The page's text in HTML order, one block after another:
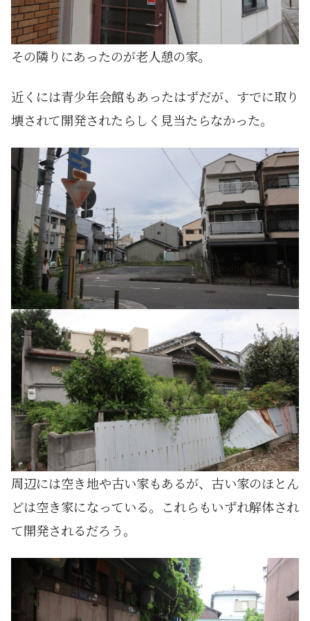
その隣りにあったのが老人憩の家。
近くには青少年会館もあったはずだが、すでに取り
壊されて開発されたらしく見当たらなかった。
周辺には空き地や古い家もあるが、古い家のほとん
どは空き家になっている。これらもいずれ解体され
て開発されるだろう。